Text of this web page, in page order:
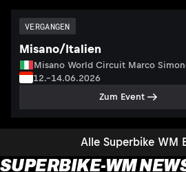
Alle Superbike WM
VERGANGEN
Misano/Italien
Misano World Circuit Marco
12.–14.06.2026
Zum Event
SUPERBIKE-WM